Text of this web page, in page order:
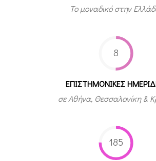
Το μοναδικό στην
8
ΕΠΙΣΤΗΜΟΝΙΚΕΣ
σε Αθήνα, Θεσσαλονίκη &
185